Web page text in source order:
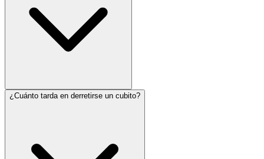
¿Cuánto tarda en derretirse un cubito?